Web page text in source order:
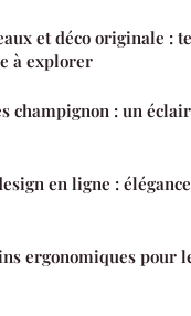
et déco originale :
à explorer
champignon : un
en ligne :
ergonomiques pour